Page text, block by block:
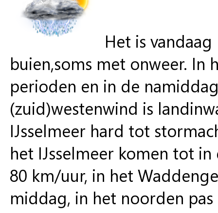
Het is
buien,soms met onweer.
perioden en in de
(zuid)westenwind is
IJsselmeer hard tot
het IJsselmeer komen tot
80 km/uur, in het
middag, in het noorden